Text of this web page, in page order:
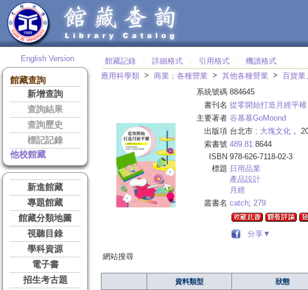
English Version
館藏查詢
新增查詢
查詢結果
查詢歷史
標記記錄
他校館藏
新進館藏
專題館藏
館藏分類地圖
視聽目錄
學科資源
電子書
招生考古題
館藏記錄 ‧ 詳細格式 ‧ 引用格式 ‧ 機讀格式
應用科學類 > 商業；各種營業 > 其他各種營業 > 百貨業
系統號碼 884645
書刊名 從零開始打造月經平權
主要著者 谷慕慕GoMoond
出版項 台北市 : 大塊文化 ，
索書號 489.81 8644
ISBN 978-626-7118-02-3
標題 日用品業
產品設計
月經
叢書名 catch; 279
分享▼
網站搜尋
資料類型 狀態